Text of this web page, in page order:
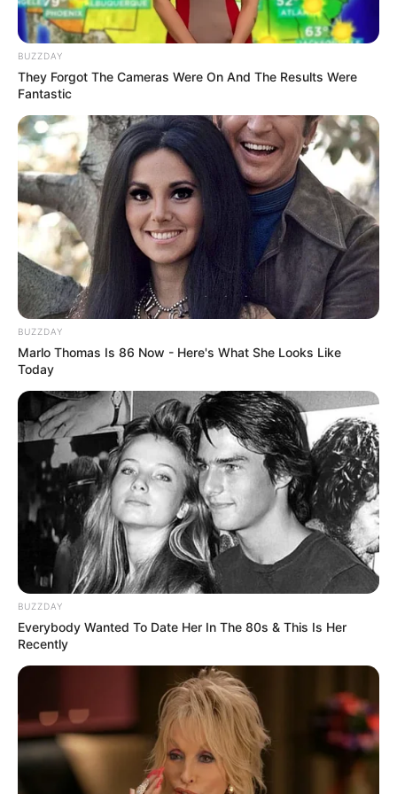
Walking On Thin Ice Tempest
My Troublesome Star Aema
BUZZDAY
They Forgot The Cameras Were On And The Results Were
Fantastic
BUZZDAY
Marlo Thomas Is 86 Now - Here's What She Looks Like
Today
BUZZDAY
Everybody Wanted To Date Her In The 80s & This Is Her
Recently